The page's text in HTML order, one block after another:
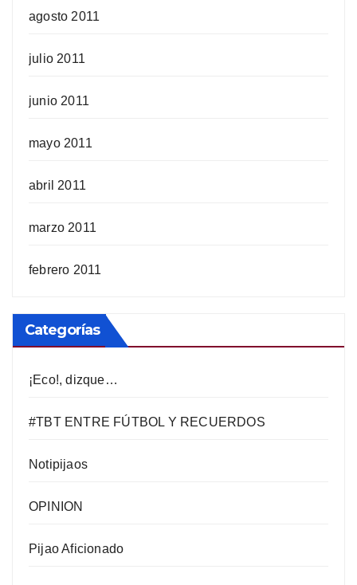
agosto 2011
julio 2011
junio 2011
mayo 2011
abril 2011
marzo 2011
febrero 2011
Categorías
¡Eco!, dizque…
#TBT ENTRE FÚTBOL Y RECUERDOS
Notipijaos
OPINION
Pijao Aficionado